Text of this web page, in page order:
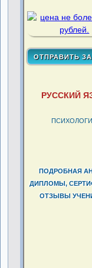
РУССКИЙ
ПОДРОБНАЯ
ДИПЛОМЫ,
ОТЗЫВЫ